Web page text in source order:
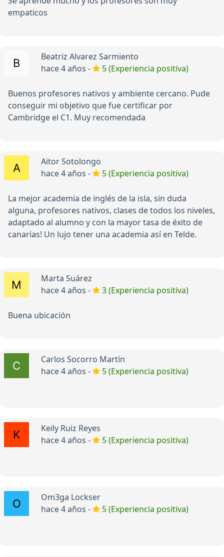
empaticos
Beatriz Alvarez Sarmiento
hace 4 años -
5 (Experiencia positiva)
Buenos profesores nativos y ambiente cercano. Pude
conseguir mi objetivo que fue certificar por
Cambridge el C1. Muy recomendada
Aitor Sotolongo
hace 4 años -
5 (Experiencia positiva)
La mejor academia de inglés de la isla, sin duda
alguna, profesores nativos, clases de todos los niveles,
adaptado al alumno y con la mayor tasa de éxito de
canarias! Un lujo tener una academia así en Telde.
Marta Suárez
hace 4 años -
3 (Experiencia positiva)
Buena ubicación
Carlos Socorro Martín
hace 4 años -
5 (Experiencia positiva)
Keily Ruiz Reyes
hace 4 años -
5 (Experiencia positiva)
Om3ga Lockser
hace 4 años -
5 (Experiencia positiva)